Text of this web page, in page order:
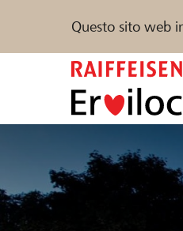
Questo sito web
Sostenere
Trova progetti e